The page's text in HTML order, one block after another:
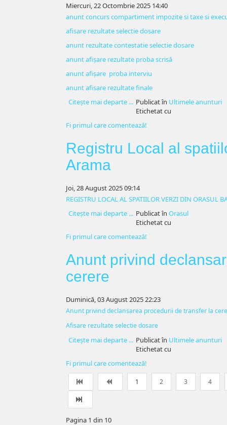
Miercuri, 22 Octombrie 2025 14:40
anunt concurs compartiment impozite si taxe si
afisare rezultate selectie dosare
anunt rezultate contestatie selectie dosare
anunt afișare rezultate proba scrisă
anunt afișare proba interviu
anunt afisare rezultate finale
Citeşte mai departe ... Publicat în Ultimele anunturi
Etichetat cu
Fi primul care comentează!
Registru Local al
Arama
Joi, 28 August 2025 09:14
REGISTRU LOCAL AL SPATIILOR VERZI DIN ORASUL
Citeşte mai departe ... Publicat în Orasul
Etichetat cu
Fi primul care comentează!
Anunt privind
cerere
Duminică, 03 August 2025 22:23
Anunt privind declansarea procedurii de transfer la
Afisare rezultate selectie dosare
Citeşte mai departe ... Publicat în Ultimele anunturi
Etichetat cu
Fi primul care comentează!
1 2 3 4
Pagina 1 din 10